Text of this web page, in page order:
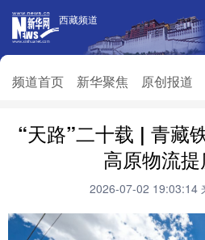
西藏频道
频道首页 新华聚焦 原创报道
西藏频道
频道栏
频道首页 新华聚焦
新华访谈
生态西藏
推广信息
“天路”二十载 | 青藏
高原物流
2026-07-02 19:03:14